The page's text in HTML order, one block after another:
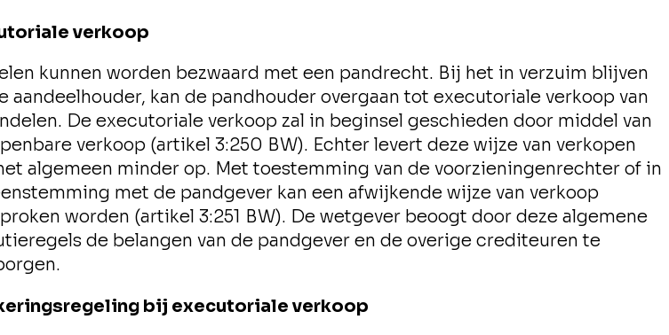
verkoop
kunnen worden bezwaard met een pandrecht. Bij het in verzuim blijven
aandeelhouder, kan de pandhouder overgaan tot executoriale verkoop van
De executoriale verkoop zal in beginsel geschieden door middel van
verkoop (artikel 3:250 BW). Echter levert deze wijze van verkopen
algemeen minder op. Met toestemming van de voorzieningenrechter of in
met de pandgever kan een afwijkende wijze van verkoop
worden (artikel 3:251 BW). De wetgever beoogt door deze algemene
de belangen van de pandgever en de overige crediteuren te
bij executoriale verkoop